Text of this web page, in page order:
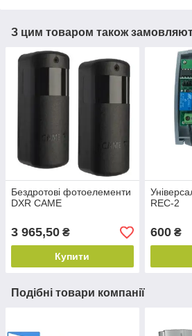
З цим товаром також
Бездротові фотоелементи
DXR CAME
3 965,50 ₴
Купити
REC-2
600₴
Подібні товари компанії